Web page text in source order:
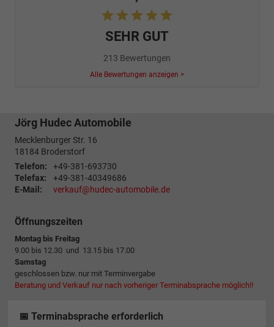
SEHR GUT
213 Bewertungen
Alle Bewertungen anzeigen >
Jörg Hudec Automobile
Mecklenburger Str. 16
18184 Broderstorf
Telefon:
+49-381-693730
Telefax:
+49-381-40349686
E-Mail:
verkauf@hudec-automobile.de
Öffnungszeiten
Montag bis Freitag
9.00 bis 12.30 und 13.15 bis 17.00
Samstag
geschlossen bzw. nur mit Terminvergabe
Beratung und Verkauf nur nach vorheriger Terminabsprache möglich!!
📅 Terminabsprache erforderlich